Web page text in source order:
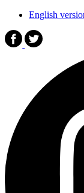
English